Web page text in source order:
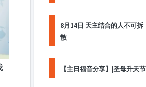
8月14日 天主结合的人不可拆
散
【主日福音分享】|圣母升天节